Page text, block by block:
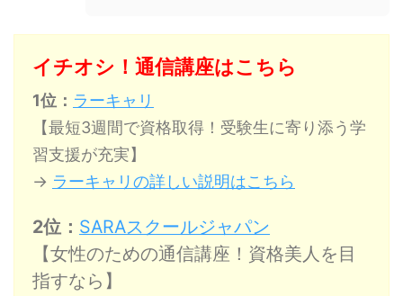
イチオシ！通信講座はこちら
1位： ラーキャリ
【最短3週間で資格取得！受験生に寄り添う学
習支援が充実】
→ ラーキャリの詳しい説明はこちら
2位： SARAスクールジャパン
【女性のための通信講座！資格美人を目
指すなら】